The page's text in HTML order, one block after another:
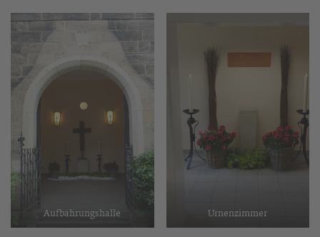
Aufbahrungshalle Urnenzimmer